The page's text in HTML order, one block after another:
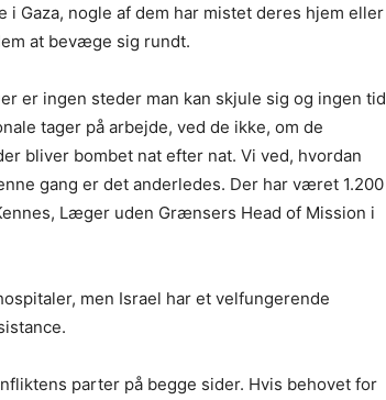
Gaza, nogle af dem har mistet deres hjem eller
at bevæge sig rundt.
er ingen steder man kan skjule sig og ingen tid
tager på arbejde, ved de ikke, om de
bliver bombet nat efter nat. Vi ved, hvordan
gang er det anderledes. Der har været 1.200
Læger uden Grænsers Head of Mission i
men Israel har et velfungerende
parter på begge sider. Hvis behovet for